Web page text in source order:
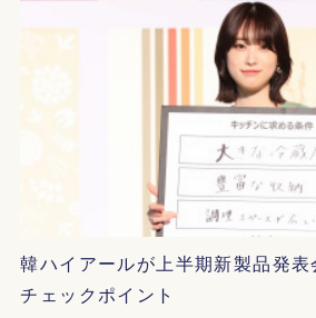
韓ハイアールが上半期新製品発
チェックポイント